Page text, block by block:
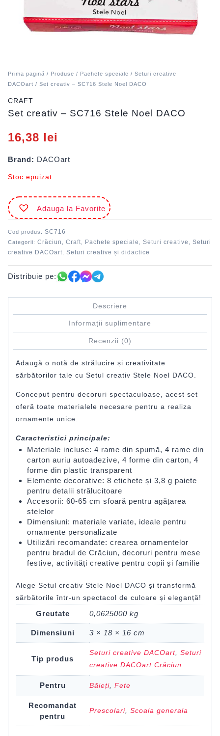
Prima pagină / Produse / Pachete speciale / Seturi creative
DACOart / Set creativ – SC716 Stele Noel DACO
CRAFT
Set creativ – SC716 Stele Noel DACO
16,38 lei
Brand: DACOart
Stoc epuizat
Adauga la Favorite
Cod produs: SC716
Categorii: Crăciun Craft Pachete speciale Seturi creative
Seturi
creative DACOart
Seturi creative și didactice
Distribuie pe:
Descriere
Informații suplimentare
Recenzii (0)
Adaugă o notă de strălucire și creativitate
sărbătorilor tale cu Setul creativ Stele Noel DACO.
Conceput pentru decoruri spectaculoase, acest set
oferă toate materialele necesare pentru a realiza
ornamente unice.
Caracteristici principale:
Materiale incluse: 4 rame din spumă, 4 rame din
carton auriu autoadezive, 4 forme din carton, 4
forme din plastic transparent
Elemente decorative: 8 etichete și 3,8 g paiete
pentru detalii strălucitoare
Accesorii: 60-65 cm sfoară pentru agățarea
stelelor
Dimensiuni: materiale variate, ideale pentru
ornamente personalizate
Utilizări recomandate: crearea ornamentelor
pentru bradul de Crăciun, decoruri pentru mese
festive, activități creative pentru copii și familie
Alege Setul creativ Stele Noel DACO și transformă
sărbătorile într-un spectacol de culoare și eleganță!
Greutate 0,0625000 kg
Dimensiuni 3 × 18 × 16 cm
Tip produs
Seturi creative DACOart
Seturi
creative DACOart Crăciun
Pentru Băieți Fete
Recomandat
pentru
Prescolari Scoala generala